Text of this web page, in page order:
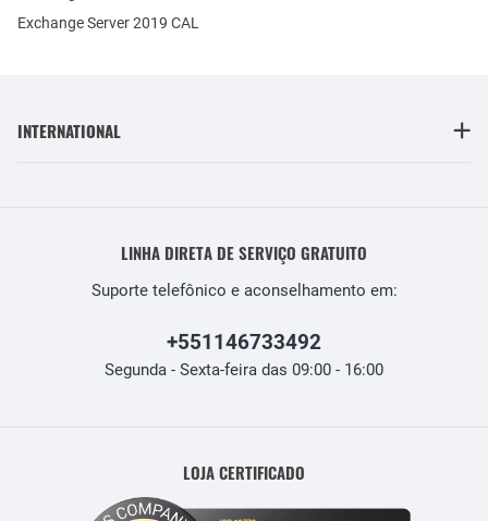
Exchange Server 2019 CAL
INTERNATIONAL
LINHA DIRETA DE SERVIÇO GRATUITO
Suporte telefônico e aconselhamento em:
+551146733492
Segunda - Sexta-feira das 09:00 - 16:00
LOJA CERTIFICADO